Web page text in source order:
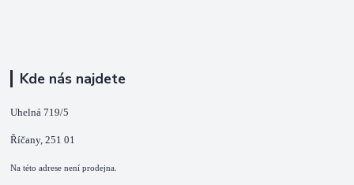
Kde nás najdete
Uhelná 719/5
Říčany, 251 01
Na této adrese není prodejna.